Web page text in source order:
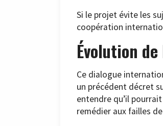
Si le projet évite les
coopération
Évolution
Ce dialogue
un précédent décret
entendre qu’il
remédier aux failles